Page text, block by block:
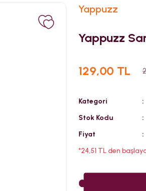
Yappuzz
Yappuzz
129,00 TL
Kategori
Stok Kodu
Fiyat
*24,51 TL den